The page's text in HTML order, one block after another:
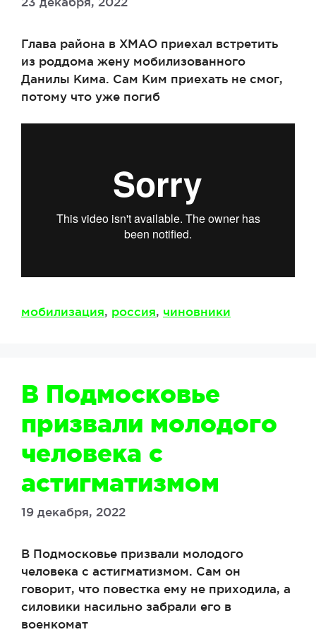
Глава района в ХМАО приехал встретить
из роддома жену мобилизованного
Данилы Кима. Сам Ким приехать не смог,
потому что уже погиб
Метки
мобилизация, россия, чиновники
В Подмосковье
призвали молодого
человека с
астигматизмом
19 декабря, 2022
В Подмосковье призвали молодого
человека с астигматизмом. Сам он
говорит, что повестка ему не приходила, а
силовики насильно забрали его в
военкомат